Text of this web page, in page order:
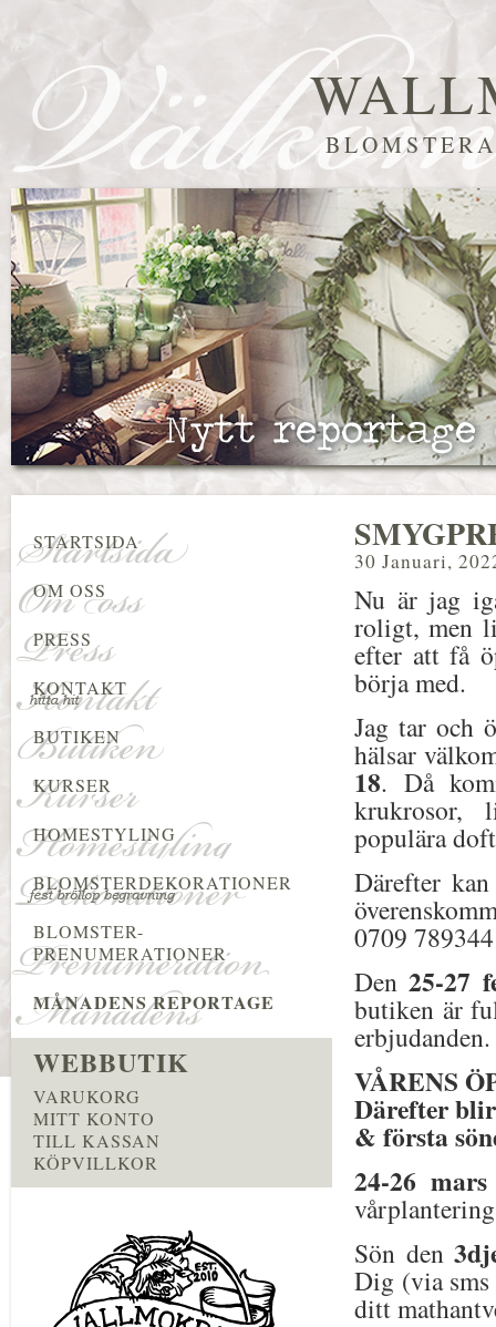
30 Januari,
Nu är jag
roligt, men
efter att få
börja med.
Jag tar och
hälsar
18. Då
krukrosor,
populära
Därefter
0709 789344
Den25-27
butiken är
erbjudanden.
VÅRENS
Därefter
& första
24-26 mars
Sön den
Dig (via
ditt
STARTSIDA
OM OSS
PRESS
KONTAKT
BUTIKEN
KURSER
HOMESTYLING
BLOMSTERDEKORATIONER
BLOMSTER-
PRENUMERATIONER
MÅNADENS REPORTAGE
WEBBUTIK
VARUKORG
MITT KONTO
TILL KASSAN
KÖPVILLKOR